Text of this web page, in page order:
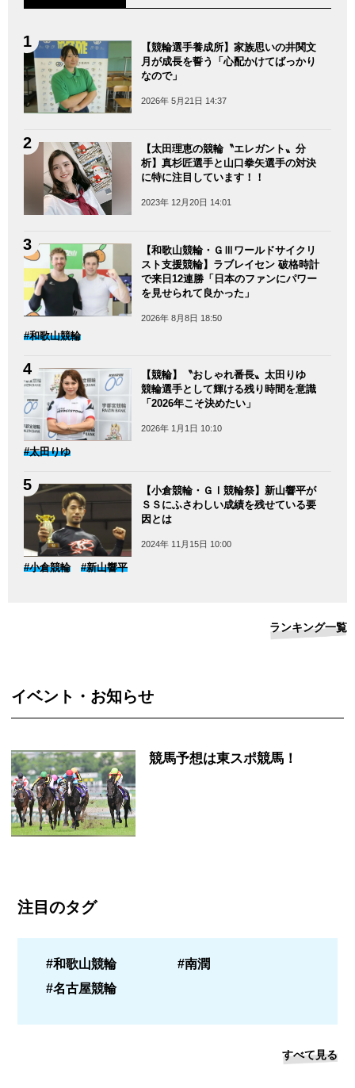
【競輪選手養成所】家族思いの井関文
月が成長を誓う「心配かけてばっかり
なので」
2026年 5月21日 14:37
【太田理恵の競輪〝エレガント〟分
析】真杉匠選手と山口拳矢選手の対決
に特に注目しています！！
2023年 12月20日 14:01
【和歌山競輪・ＧⅢワールドサイクリ
スト支援競輪】ラブレイセン 破格時計
で来日12連勝「日本のファンにパワー
を見せられて良かった」
2026年 8月8日 18:50
#和歌山競輪
【競輪】〝おしゃれ番長〟太田りゆ
競輪選手として輝ける残り時間を意識
「2026年こそ決めたい」
2026年 1月1日 10:10
#太田りゆ
【小倉競輪・ＧⅠ競輪祭】新山響平が
ＳＳにふさわしい成績を残せている要
因とは
2024年 11月15日 10:00
#小倉競輪 #新山響平
ランキング一覧
イベント・お知らせ
競馬予想は東スポ競馬！
注目のタグ
#和歌山競輪
#南潤
#名古屋競輪
すべて見る